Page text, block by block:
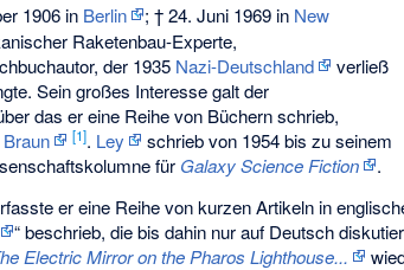
1906 in Berlin ; † 24. Juni 1969 in New
Raketenbau-Experte,
der 1935 Nazi-Deutschland
verließ
Sein großes Interesse galt der
das er eine Reihe von Büchern schrieb,
[1]. Ley
schrieb von 1954 bis zu seinem
für Galaxy Science Fiction
.
er eine Reihe von kurzen Artikeln in
“ beschrieb, die bis dahin nur auf Deutsch
Electric Mirror on the Pharos Lighthouse...